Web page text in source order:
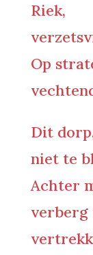
Riek,
Op
Dit
niet te
Achter
verberg